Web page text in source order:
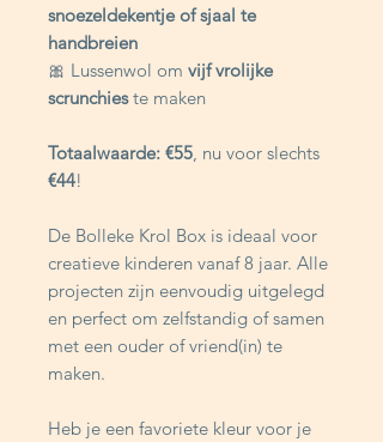
snoezeldekentje of sjaal te
handbreien
🎀 Lussenwol om vijf vrolijke
scrunchieste maken
Totaalwaarde: €55, nu voor slechts
€44!
De Bolleke Krol Box is ideaal voor
creatieve kinderen vanaf 8 jaar. Alle
projecten zijn eenvoudig uitgelegd
en perfect om zelfstandig of samen
met een ouder of vriend(in) te
maken.
Heb je een favoriete kleur voor je